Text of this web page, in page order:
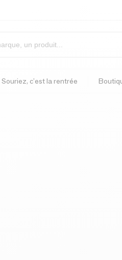
Souriez, c'est la rentrée